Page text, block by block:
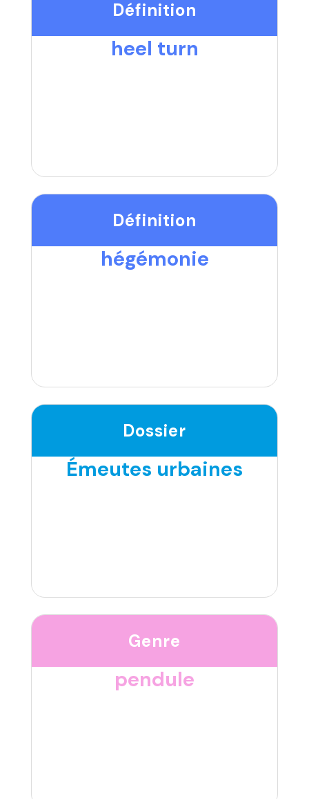
Définition
heel turn
Définition
hégémonie
Dossier
Émeutes urbaines
Genre
pendule